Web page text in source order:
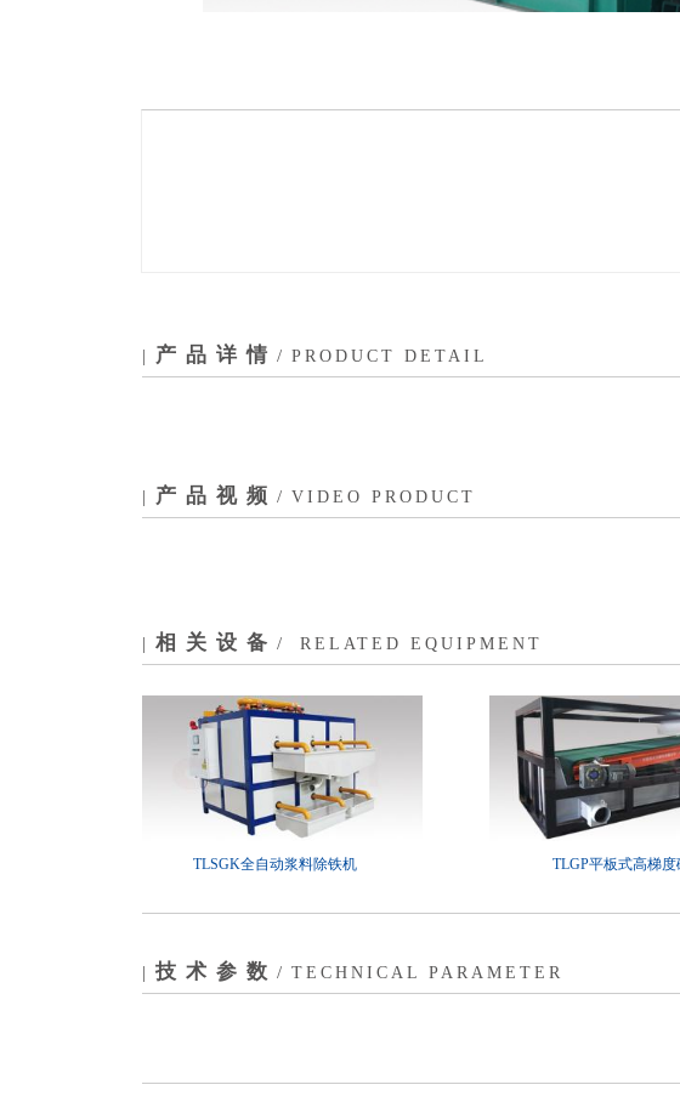
| 产品详情 / PRODUCT DETAIL
| 产品视频 / VIDEO PRODUCT
| 相关设备 / RELATED EQUIPMENT
TLSGK全自动浆料除铁机 TLGP平板式高梯度
| 技术参数 / TECHNICAL PARAMETER